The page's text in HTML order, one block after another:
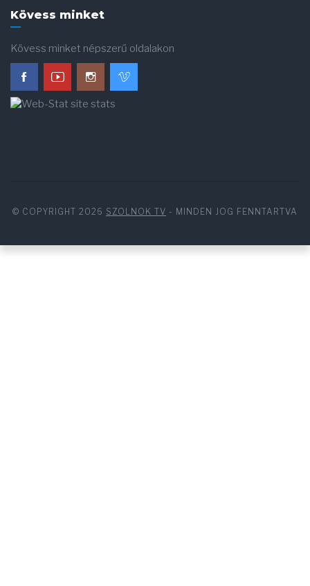
Kövess minket
Kövess minket népszerű oldalakon
© COPYRIGHT 2026 SZOLNOK TV - MINDEN JOG FENNTARTVA